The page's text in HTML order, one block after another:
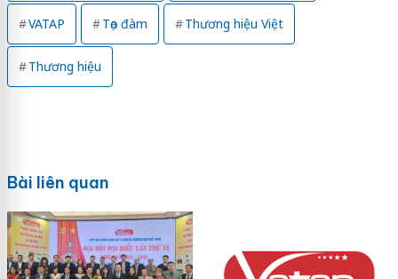
VATAP Tọa đàm Thương hiệu Việt
Thương hiệu
Bài liên quan